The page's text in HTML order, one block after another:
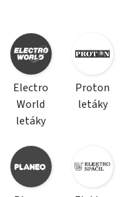
Electro
World
letáky
Proton
letáky